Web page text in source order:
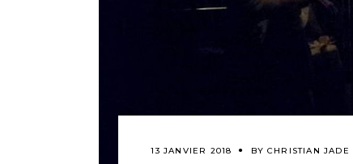
13 JANVIER 2018 BY CHRISTIAN JADE